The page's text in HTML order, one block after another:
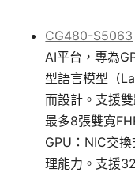
CG480-S5063
AI平台，專為
型語言模型（
而設計。支援
最多8張雙寬
GPU：NIC交
理能力。支援